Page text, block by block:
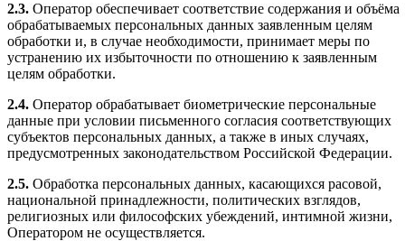
2.3. Оператор обеспечивает соответствие содержания и объёма
обрабатываемых персональных данных заявленным целям
обработки и, в случае необходимости, принимает меры по
устранению их избыточности по отношению к заявленным
целям обработки.
2.4. Оператор обрабатывает биометрические персональные
данные при условии письменного согласия соответствующих
субъектов персональных данных, а также в иных случаях,
предусмотренных законодательством Российской Федерации.
2.5. Обработка персональных данных, касающихся расовой,
национальной принадлежности, политических взглядов,
религиозных или философских убеждений, интимной жизни,
Оператором не осуществляется.